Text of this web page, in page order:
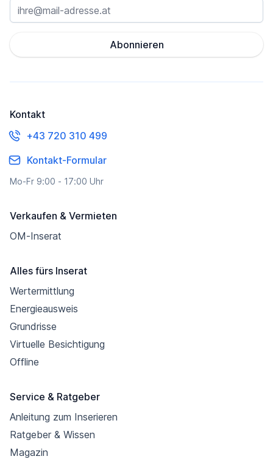
Abonnieren
Kontakt
+43 720 310 499
Kontakt-Formular
Mo-Fr 9:00 - 17:00 Uhr
Verkaufen & Vermieten
OM-Inserat
Alles fürs Inserat
Wertermittlung
Energieausweis
Grundrisse
Virtuelle Besichtigung
Offline
Service & Ratgeber
Anleitung zum Inserieren
Ratgeber & Wissen
Magazin